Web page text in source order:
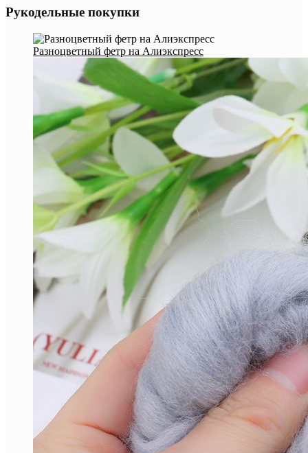
Рукодельные покупки
Разноцветный фетр на Алиэкспресс